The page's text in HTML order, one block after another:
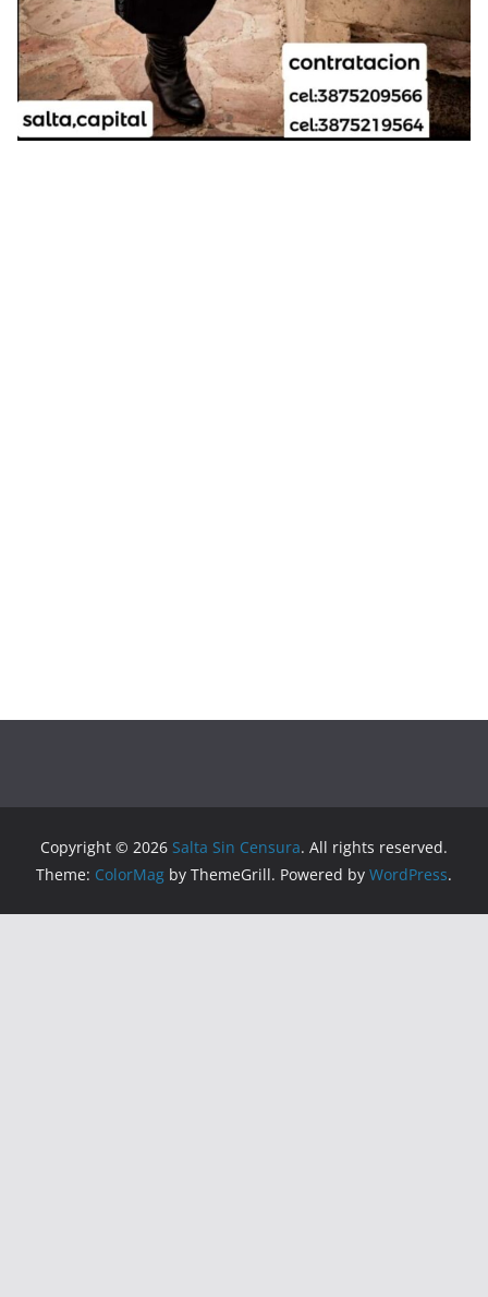
Copyright © 2026 Salta Sin Censura. All rights reserved.
Theme: ColorMag by ThemeGrill. Powered by WordPress.